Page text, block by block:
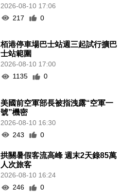
2026-08-10 17:06
217
0
栢港停車場巴士站週三起試行擴巴
士站範圍
2026-08-10 17:00
1135
0
美國前空軍部長被指洩露“空軍一
號”機密
2026-08-10 16:30
243
0
拱關暑假客流高峰 週末2天錄85萬
人次旅客
2026-08-10 16:24
246
0